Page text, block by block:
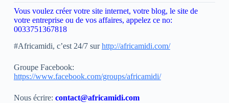
Vous voulez créer votre site internet, votre blog, le site de
votre entreprise ou de vos affaires, appelez ce no:
0033751367818
#Africamidi, c’est 24/7 surhttp://africamidi.com/
Groupe Facebook:
https://www.facebook.com/groups/africamidi/
Nous écrire: contact@africamidi.com